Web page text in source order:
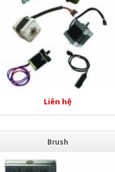
Liên hệ
Brush